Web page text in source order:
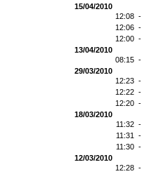
15/04/2010
12:08 -
12:06 -
12:00 -
13/04/2010
08:15 -
29/03/2010
12:23 -
12:22 -
12:20 -
18/03/2010
11:32 -
11:31 -
11:30 -
12/03/2010
12:28 -